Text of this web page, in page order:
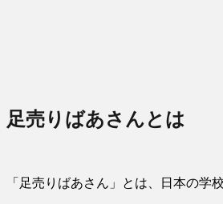
足売りばあさんとは
「足売りばあさん」とは、日本の学